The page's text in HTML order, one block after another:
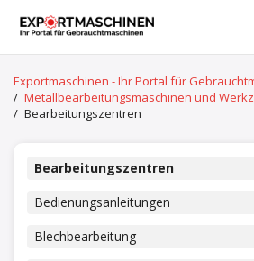
Exportmaschinen - Ihr Portal für
/ Metallbearbeitungsmaschinen und
/ Bearbeitungszentren
Bearbeitungszentren
Bedienungsanleitungen
Blechbearbeitung